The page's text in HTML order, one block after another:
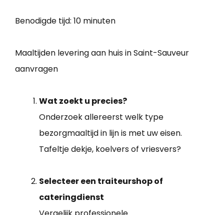
Benodigde tijd: 10 minuten
Maaltijden levering aan huis in Saint-Sauveur
aanvragen
Wat zoekt u precies?
Onderzoek allereerst welk type
bezorgmaaltijd in lijn is met uw eisen.
Tafeltje dekje, koelvers of vriesvers?
Selecteer een traiteurshop of
cateringdienst